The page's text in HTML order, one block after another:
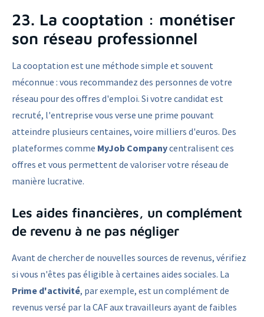
23. La cooptation : monétiser
son réseau professionnel
La cooptation est une méthode simple et souvent
méconnue : vous recommandez des personnes de votre
réseau pour des offres d'emploi. Si votre candidat est
recruté, l'entreprise vous verse une prime pouvant
atteindre plusieurs centaines, voire milliers d'euros. Des
plateformes comme MyJob Companycentralisent ces
offres et vous permettent de valoriser votre réseau de
manière lucrative.
Les aides financières, un complément
de revenu à ne pas négliger
Avant de chercher de nouvelles sources de revenus, vérifiez
si vous n'êtes pas éligible à certaines aides sociales. La
Prime d'activité, par exemple, est un complément de
revenus versé par la CAF aux travailleurs ayant de faibles